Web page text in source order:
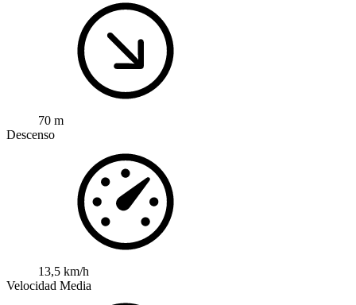
70 m
Descenso
13,5 km/h
Velocidad Media